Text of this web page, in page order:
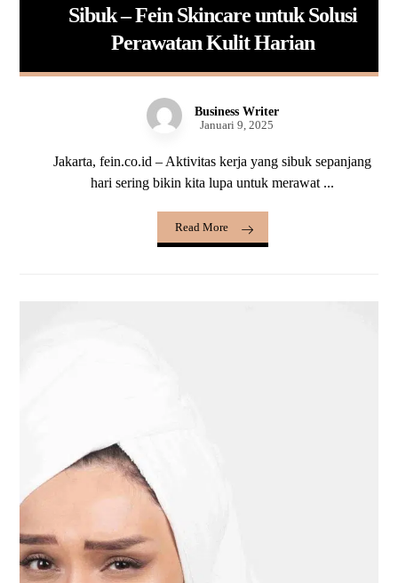
Sibuk – Fein Skincare untuk Solusi
Perawatan Kulit Harian
Business Writer
Januari 9, 2025
Jakarta, fein.co.id – Aktivitas kerja yang sibuk sepanjang
hari sering bikin kita lupa untuk merawat ...
Read More